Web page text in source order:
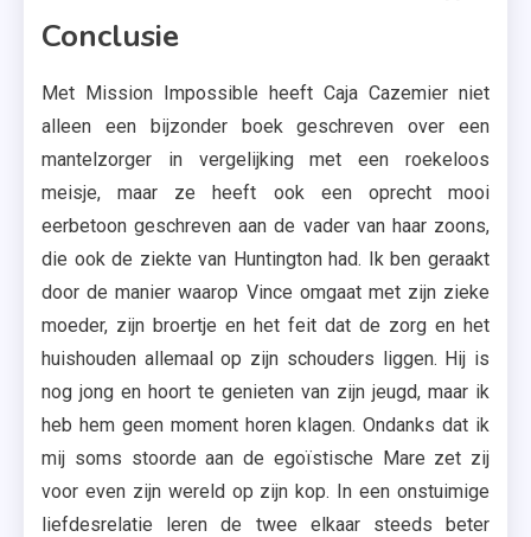
Conclusie
Met Mission Impossible heeft Caja Cazemier niet
alleen een bijzonder boek geschreven over een
mantelzorger in vergelijking met een roekeloos
meisje, maar ze heeft ook een oprecht mooi
eerbetoon geschreven aan de vader van haar zoons,
die ook de ziekte van Huntington had. Ik ben geraakt
door de manier waarop Vince omgaat met zijn zieke
moeder, zijn broertje en het feit dat de zorg en het
huishouden allemaal op zijn schouders liggen. Hij is
nog jong en hoort te genieten van zijn jeugd, maar ik
heb hem geen moment horen klagen. Ondanks dat ik
mij soms stoorde aan de egoïstische Mare zet zij
voor even zijn wereld op zijn kop. In een onstuimige
liefdesrelatie leren de twee elkaar steeds beter